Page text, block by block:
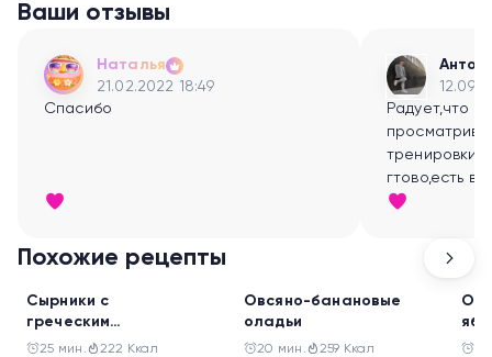
Ваши отзывы
Наталья
21.02.2022 18:49
Спасибо
Антон
Радует,что
тренировки-
гтово,есть
заниматься:)
Похожие рецепты
Завтрак
Сырники с
греческим
йогуртом и свежими
25 мин. 222 Ккал
Завтрак
Овсяно-банановые
оладьи
20 мин. 259 Ккал